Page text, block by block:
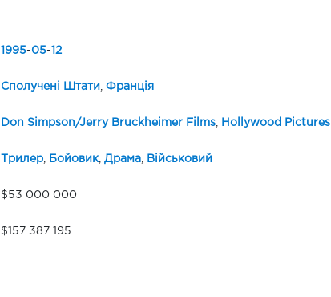
1995-05-12
Сполучені Штати Франція
Don Simpson/Jerry Bruckheimer Films, Hollywood Pictures
Трилер, Бойовик, Драма, Військовий
$53 000 000
$157 387 195